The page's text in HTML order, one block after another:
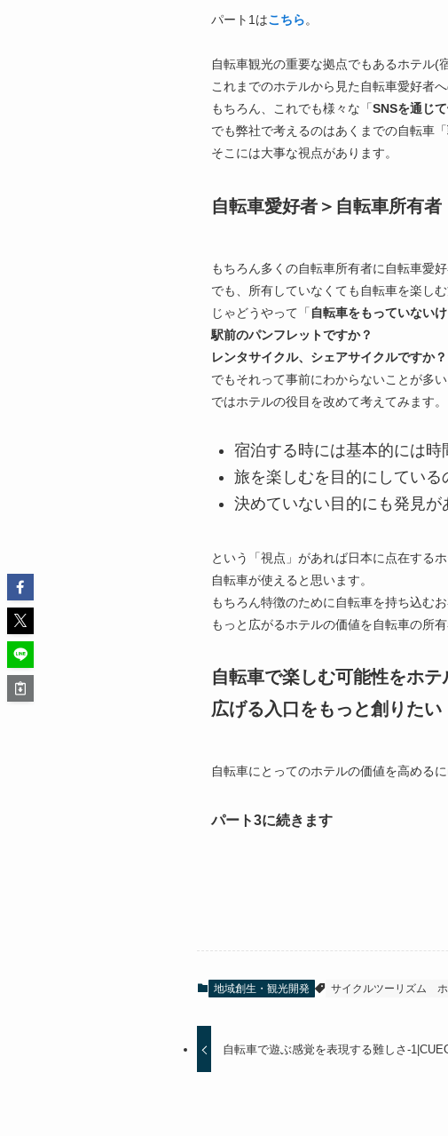
パート1はこちら。
自転車観光の重要な拠点でもあるホテル(
これまでのホテルから見た自転車愛好者
もちろん、これでも様々な「SNSを通じ
でも弊社で考えるのはあくまでの自転車「
そこには大事な視点があります。
自転車愛好者＞自転車所有者
もちろん多くの自転車所有者に自転車愛好
でも、所有していなくても自転車を楽し
じゃどうやって「 自転車をもっていない
駅前のパンフレットですか？
レンタサイクル、シェアサイクルですか？
でもそれって事前にわからないことが多い
ではホテルの役目を改めて考えてみます。
宿泊する時には基本的には
旅を楽しむを目的にしてい
決めていない目的にも発見
という「視点」があれば日本に点在する
自転車が使えると思います。
もちろん特徴のために自転車を持ち込む
もっと広がるホテルの価値を自転車の所
自転車で楽しむ可能性をホテ
広げる入口をもっと創りたい
自転車にとってのホテルの価値を高めるに
パート3に続きます
地域創生・観光開発 サイクルツーリズム
自転車で遊ぶ感覚を表現する難しさ-